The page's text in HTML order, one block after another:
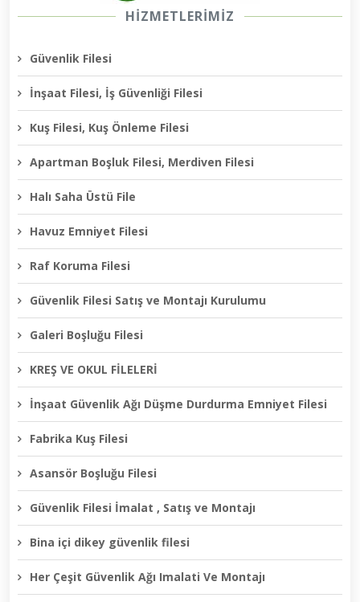
HİZMETLERİMİZ
Güvenlik Filesi
İnşaat Filesi, İş Güvenliği Filesi
Kuş Filesi, Kuş Önleme Filesi
Apartman Boşluk Filesi, Merdiven Filesi
Halı Saha Üstü File
Havuz Emniyet Filesi
Raf Koruma Filesi
Güvenlik Filesi Satış ve Montajı Kurulumu
Galeri Boşluğu Filesi
KREŞ VE OKUL FİLELERİ
İnşaat Güvenlik Ağı Düşme Durdurma Emniyet Filesi
Fabrika Kuş Filesi
Asansör Boşluğu Filesi
Güvenlik Filesi İmalat , Satış ve Montajı
Bina içi dikey güvenlik filesi
Her Çeşit Güvenlik Ağı Imalati Ve Montajı